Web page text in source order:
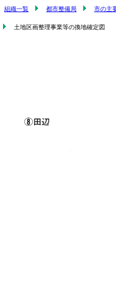
組織一覧 都市整備局 市の主
土地区画整理事業等の換地確定図